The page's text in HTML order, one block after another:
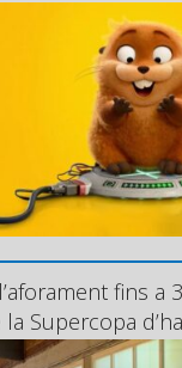
fins a
Supercopa